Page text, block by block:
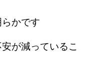
かです
が減っているこ